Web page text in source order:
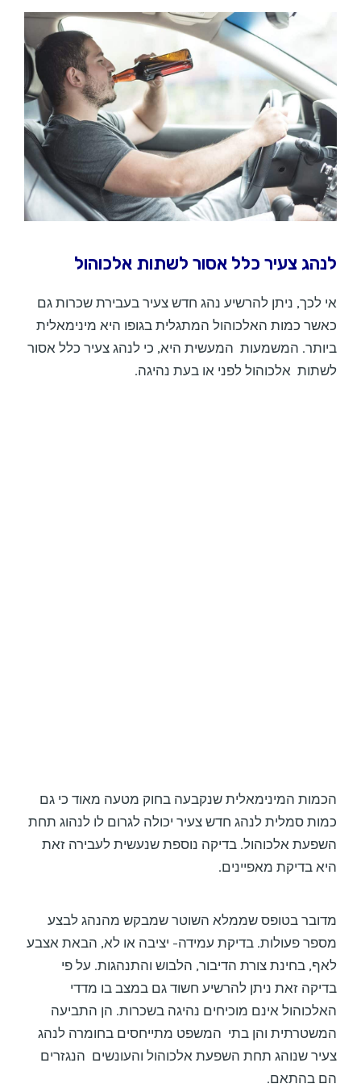
לנהג צעיר כלל אסור לשתות אלכוהול
אי לכך, ניתן להרשיע נהג חדש צעיר בעבירת שכרות גם
כאשר כמות האלכוהול המתגלית בגופו היא מינימאלית
ביותר. המשמעות המעשית היא, כי לנהג צעיר כלל אסור
לשתות אלכוהול לפני או בעת נהיגה.
הכמות המינימאלית שנקבעה בחוק מטעה מאוד כי גם
כמות סמלית לנהג חדש צעיר יכולה לגרום לו לנהוג תחת
השפעת אלכוהול. בדיקה נוספת שנעשית לעבירה זאת
היא בדיקת מאפיינים.
מדובר בטופס שממלא השוטר שמבקש מהנהג לבצע
מספר פעולות. בדיקת עמידה- יציבה או לא, הבאת אצבע
לאף, בחינת צורת הדיבור, הלבוש והתנהגות. על פי
בדיקה זאת ניתן להרשיע חשוד גם במצב בו מדדי
האלכוהול אינם מוכיחים נהיגה בשכרות. הן התביעה
המשטרתית והן בתי המשפט מתייחסים בחומרה לנהג
צעיר שנוהג תחת השפעת אלכוהול והעונשים הנגזרים
הם בהתאם.